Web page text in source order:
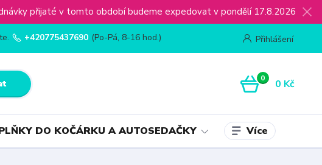
přijaté v tomto období budeme expedovat v pondělí 17.8.2026
Přihlášení
+420775437690 (Po-Pá, 8-16 hod.)
0 0 Kč
DO KOČÁRKU A AUTOSEDAČKY Více